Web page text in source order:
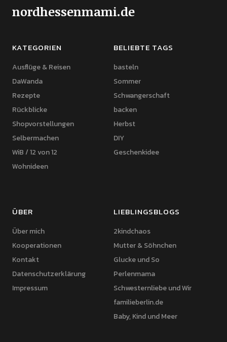
nordhessenmami.de
KATEGORIEN
Ausflüge & Reisen
DaWanda
Rezepte
Rückblicke
Shopvorstellungen
Selbermachen
WiB / 12 von 12
Wohnideen
BELIEBTE TAGS
basteln
Sommer
Schwangerschaft
backen
Herbst
DIY
Geschenkidee
ÜBER
Über mich
Kooperationen
Kontakt
Datenschutzerklärung
Impressum
LIEBLINGSBLOGS
2kindchaos
Mutter & Söhnchen
Glucke und So
Perlenmama
Schwesternliebe und Wir
familieberlin.de
Baby, Kind und Meer